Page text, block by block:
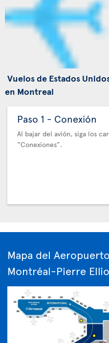
Vuelos de Estados
en Montreal
Paso 1 - Conexión
Al bajar del avión, siga los
“Conexiones”.
Mapa del
Montréal-Pierre